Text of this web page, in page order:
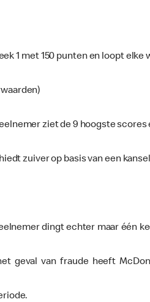
1 met 150 punten en loopt elke
ziet de 9 hoogste
zuiver op basis van een
dingt echter maar één
geval van fraude heeft